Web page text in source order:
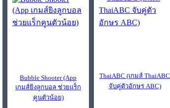
Bubble Shooter (App
เกมส์ยิงลูกบอล ช่วยแร็ก
คูนตัวน้อย)
ThaiABC (เกมส์ ThaiABC
จับคู่ตัวอักษร ABC)